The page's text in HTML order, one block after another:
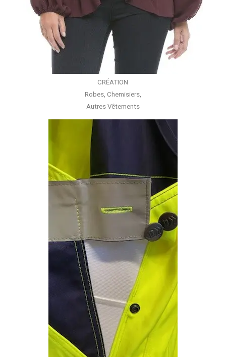
CRÉATION
Robes, Chemisiers,
Autres Vêtements